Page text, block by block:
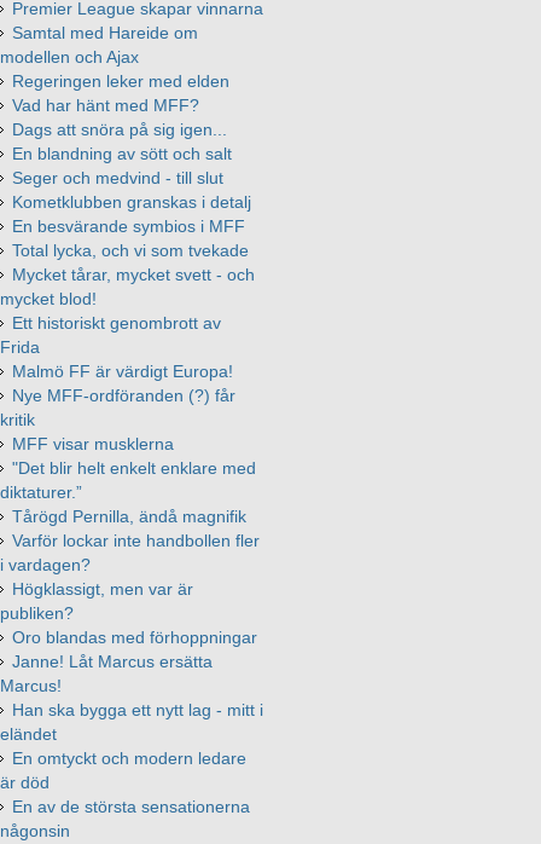
Premier League skapar vinnarna
Samtal med Hareide om
modellen och Ajax
Regeringen leker med elden
Vad har hänt med MFF?
Dags att snöra på sig igen...
En blandning av sött och salt
Seger och medvind - till slut
Kometklubben granskas i detalj
En besvärande symbios i MFF
Total lycka, och vi som tvekade
Mycket tårar, mycket svett - och
mycket blod!
Ett historiskt genombrott av
Frida
Malmö FF är värdigt Europa!
Nye MFF-ordföranden (?) får
kritik
MFF visar musklerna
"Det blir helt enkelt enklare med
diktaturer.”
Tårögd Pernilla, ändå magnifik
Varför lockar inte handbollen fler
i vardagen?
Högklassigt, men var är
publiken?
Oro blandas med förhoppningar
Janne! Låt Marcus ersätta
Marcus!
Han ska bygga ett nytt lag - mitt i
eländet
En omtyckt och modern ledare
är död
En av de största sensationerna
någonsin